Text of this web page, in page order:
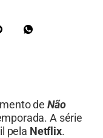
de Não
A série
pela Netflix.